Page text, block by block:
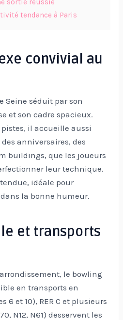
sortie réussie
tendance à Paris
convivial au
Seine séduit par son
et son cadre spacieux.
il accueille aussi
anniversaires, des
buildings, que les joueurs
leur technique.
idéale pour
la bonne humeur.
et transports
le bowling
en transports en
6 et 10), RER C et plusieurs
N12, N61) desservent les